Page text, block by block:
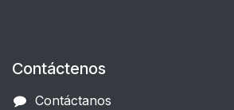
Contáctenos
Contáctanos